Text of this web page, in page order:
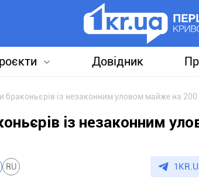
Довідник
браконьєрів із незаконним уловом майже на 200
із незаконним
RU